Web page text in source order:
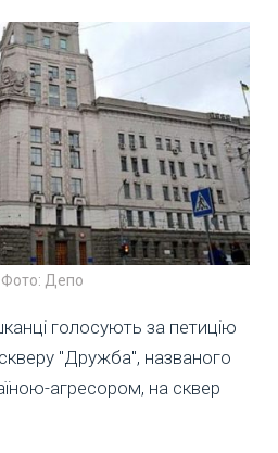
Фото: Депо
голосують за петицію
"Дружба", названого
агресором, на сквер